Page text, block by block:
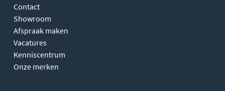
Contact
Showroom
Afspraak maken
Vacatures
Kenniscentrum
Onze merken